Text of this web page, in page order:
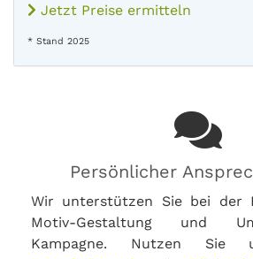
Jetzt Preise ermitteln
* Stand 2025
Persönlicher
Wir unterstützen Sie bei der
Motiv-Gestaltung und
Kampagne. Nutzen Sie